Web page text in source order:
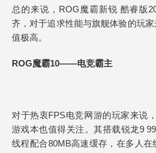
总的来说，ROG魔霸新锐 酷睿版
齐，对于追求性能与旗舰体验的玩
值极高。
ROG魔霸10——电竞霸主
对于热衷FPS电竞网游的玩家来说
游戏本也值得关注。其搭载锐龙9
线程配合80MB高速缓存，在多人